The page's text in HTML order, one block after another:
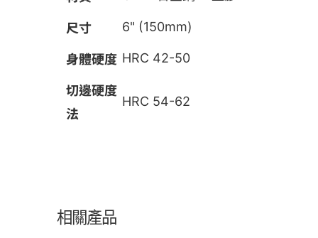
尺寸 6" (150mm)
身體硬度 HRC 42-50
切邊硬度
法
HRC 54-62
相關產品